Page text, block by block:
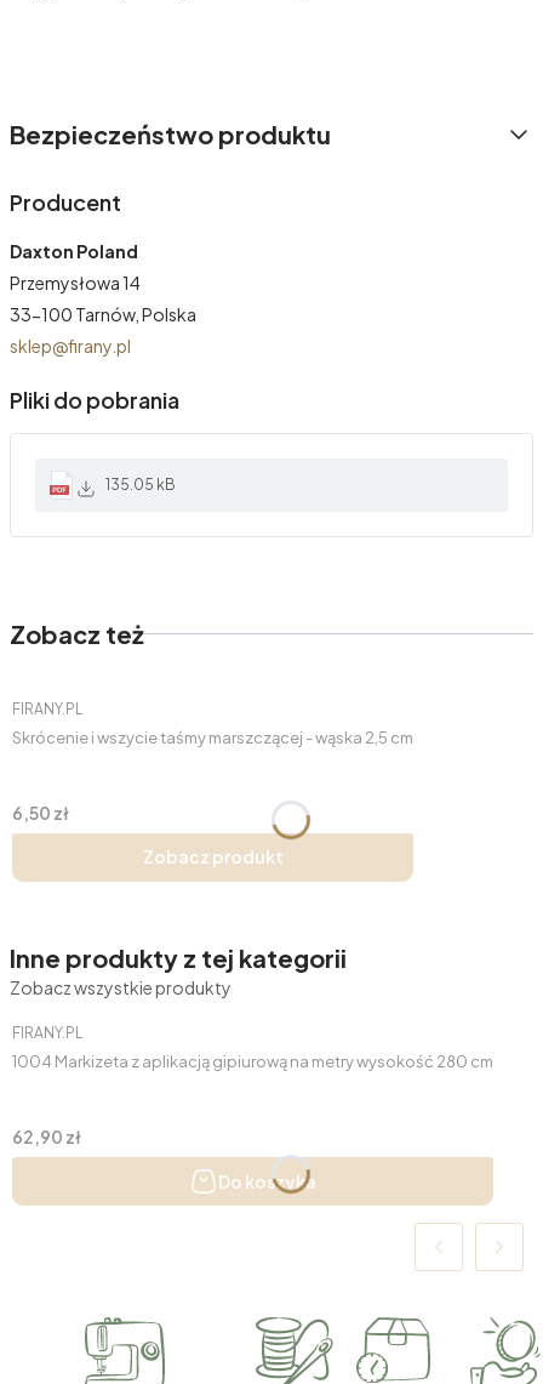
Bezpieczeństwo produktu
Producent
Daxton Poland
Przemysłowa 14
33-100 Tarnów, Polska
sklep@firany.pl
Pliki do pobrania
135.05 kB
Zobacz też
PRODUCENT
FIRANY.PL
Skrócenie i wszycie taśmy marszczącej - wąska 2,5 cm
Cena
6,50 zł
Zobacz produkt
Inne produkty z tej kategorii
Zobacz wszystkie produkty
PRODUCENT
FIRANY.PL
1004 Markizeta z aplikacją gipiurową na metry wysokość 280 cm
Cena
62,90 zł
Do koszyka